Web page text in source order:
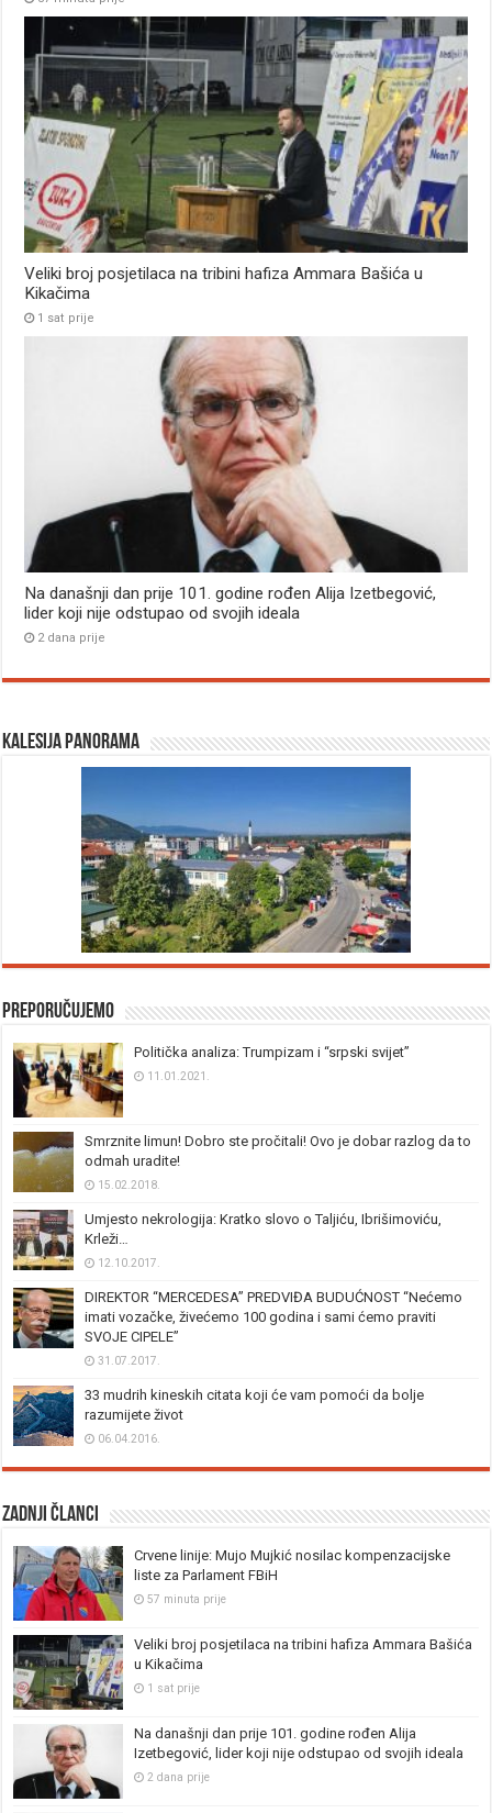
Veliki broj posjetilaca na tribini hafiza Ammara Bašića u
Kikačima
1 sat prije
Na današnji dan prije 101. godine rođen Alija Izetbegović,
lider koji nije odstupao od svojih ideala
2 dana prije
Kalesija panorama
Preporučujemo
Politička analiza: Trumpizam i “srpski svijet”
11.01.2021.
Smrznite limun! Dobro ste pročitali! Ovo je dobar razlog da to
odmah uradite!
15.02.2018.
Umjesto nekrologija: Kratko slovo o Taljiću, Ibrišimoviću,
Krleži…
12.10.2017.
DIREKTOR “MERCEDESA” PREDVIĐA BUDUĆNOST “Nećemo
imati vozačke, živećemo 100 godina i sami ćemo praviti
SVOJE CIPELE”
31.07.2017.
33 mudrih kineskih citata koji će vam pomoći da bolje
razumijete život
06.04.2016.
Zadnji članci
Crvene linije: Mujo Mujkić nosilac kompenzacijske
liste za Parlament FBiH
57 minuta prije
Veliki broj posjetilaca na tribini hafiza Ammara Bašića
u Kikačima
1 sat prije
Na današnji dan prije 101. godine rođen Alija
Izetbegović, lider koji nije odstupao od svojih ideala
2 dana prije